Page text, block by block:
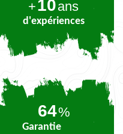
+10ans
d'expériences
79%
Garantie